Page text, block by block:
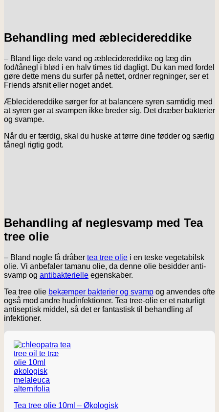
Behandling med æblecidereddike
– Bland lige dele vand og æblecidereddike og læg din
fod/tånegl i blød i en halv times tid dagligt. Du kan med fordel
gøre dette mens du surfer på nettet, ordner regninger, ser et
Friends afsnit eller noget andet.
Æblecidereddike sørger for at balancere syren samtidig med
at syren gør at svampen ikke breder sig. Det dræber bakterier
og svampe.
Når du er færdig, skal du huske at tørre dine fødder og særlig
tånegl rigtig godt.
Behandling af neglesvamp med Tea
tree olie
– Bland nogle få dråber tea tree olie i en teske vegetabilsk
olie. Vi anbefaler tamanu olie, da denne olie besidder anti-
svamp og antibakterielle egenskaber.
Tea tree olie bekæmper bakterier og svamp og anvendes ofte
også mod andre hudinfektioner. Tea tree-olie er et naturligt
antiseptisk middel, så det er fantastisk til behandling af
infektioner.
Tea tree olie 10ml – Økologisk